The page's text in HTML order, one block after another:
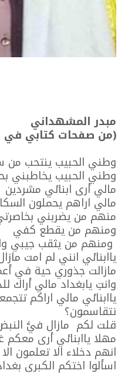
مبدر المشهداني
(من صفحات كتابي
وطني الحبيب ينتحب من
وطني الحبيب يخاطبني
مالي أرى ابنائي مشردين
مالي اراهم يحملون
منهم من يضربني
ومنهم من يقطع كفي
ومنهم من يثقب جيبي
ياابنائي انني لم امت
مازالت جذوري حية في
وانتِ يابغداد مالي أراك
ياابنائي مالي اراكم
تتقاسمون؟
قلت لكم مازال فيَّ النبض
مهلا ياابنائي أرى معكم
انهم دخلاء الا تعلمون
اسألوا اختكم الكبرى